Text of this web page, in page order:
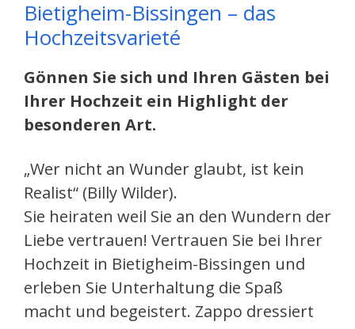
Bietigheim-Bissingen – das
Hochzeitsvarieté
Gönnen Sie sich und Ihren Gästen bei
Ihrer Hochzeit ein Highlight der
besonderen Art.
„Wer nicht an Wunder glaubt, ist kein
Realist“ (Billy Wilder).
Sie heiraten weil Sie an den Wundern der
Liebe vertrauen! Vertrauen Sie bei Ihrer
Hochzeit in Bietigheim-Bissingen und
erleben Sie Unterhaltung die Spaß
macht und begeistert. Zappo dressiert